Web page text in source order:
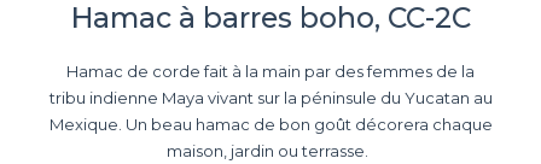
Hamac à barres boho, CC-2C
Hamac de corde fait à la main par des femmes de la
tribu indienne Maya vivant sur la péninsule du Yucatan au
Mexique. Un beau hamac de bon goût décorera chaque
maison, jardin ou terrasse.